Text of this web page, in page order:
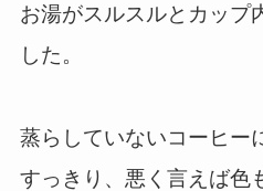
お湯がスルスルとカップ
した。
蒸らしていないコーヒー
すっきり、悪く言えば色